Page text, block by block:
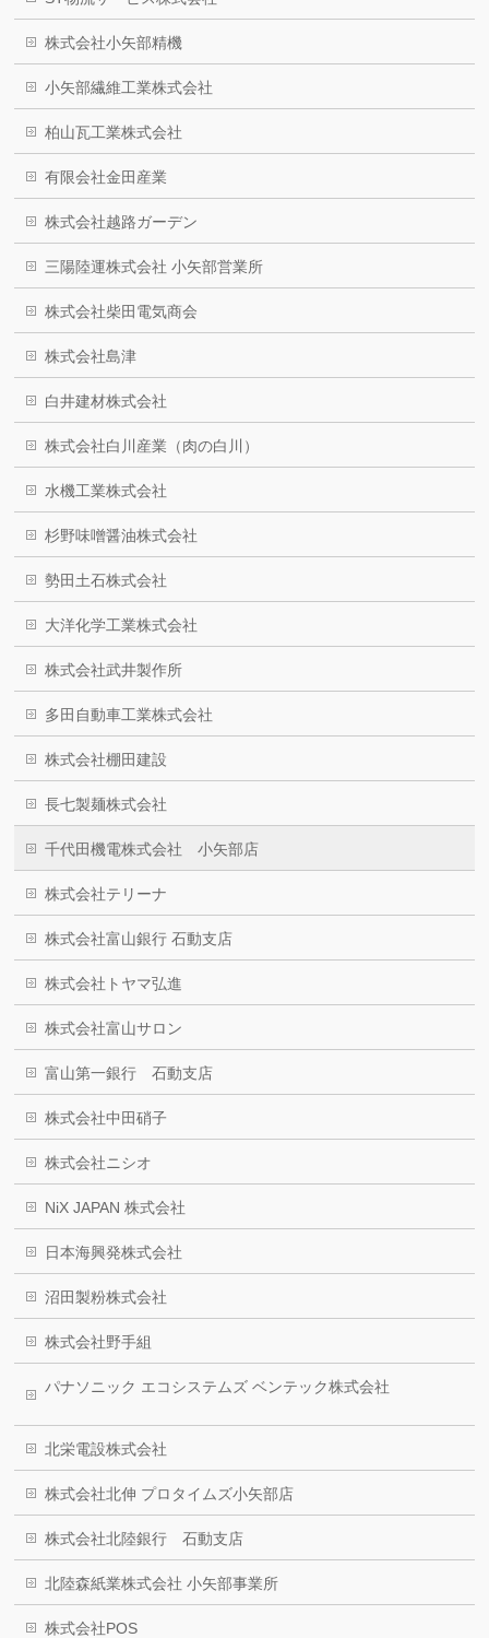
株式会社小矢部精機
小矢部繊維工業株式会社
柏山瓦工業株式会社
有限会社金田産業
株式会社越路ガーデン
三陽陸運株式会社 小矢部営業所
株式会社柴田電気商会
株式会社島津
白井建材株式会社
株式会社白川産業（肉の白川）
水機工業株式会社
杉野味噌醤油株式会社
勢田土石株式会社
大洋化学工業株式会社
株式会社武井製作所
多田自動車工業株式会社
株式会社棚田建設
長七製麺株式会社
千代田機電株式会社 小矢部店
株式会社テリーナ
株式会社富山銀行 石動支店
株式会社トヤマ弘進
株式会社富山サロン
富山第一銀行 石動支店
株式会社中田硝子
株式会社ニシオ
NiX JAPAN 株式会社
日本海興発株式会社
沼田製粉株式会社
株式会社野手組
パナソニック エコシステムズ ベンテック株式会社
北栄電設株式会社
株式会社北伸 プロタイムズ小矢部店
株式会社北陸銀行 石動支店
北陸森紙業株式会社 小矢部事業所
株式会社POS